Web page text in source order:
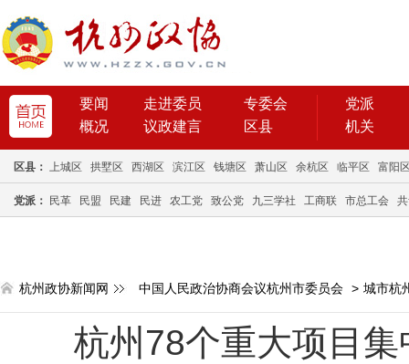
要闻 走进委员
专委会
概况
议政建言 区县
党派
机关
区县： 上城区 拱墅区 西湖区 滨江区 钱塘区 萧山区 余杭区 临平区 富阳
党派： 民革 民盟 民建 民进 农工党 致公党 九三学社 工商联 市总工会
杭州政协新闻网 中国人民政治协商会议杭州市委员会 > 城市杭
杭州78个重大项目